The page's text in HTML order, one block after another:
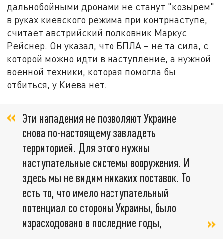
дальнобойными дронами не станут "козырем"
в руках киевского режима при контрнаступе,
считает австрийский полковник Маркус
Рейснер. Он указал, что БПЛА – не та сила, с
которой можно идти в наступление, а нужной
военной техники, которая помогла бы
отбиться, у Киева нет.
Эти нападения не позволяют Украине
снова по-настоящему завладеть
территорией. Для этого нужны
наступательные системы вооружения. И
здесь мы не видим никаких поставок. То
есть то, что имело наступательный
потенциал со стороны Украины, было
израсходовано в последние годы,